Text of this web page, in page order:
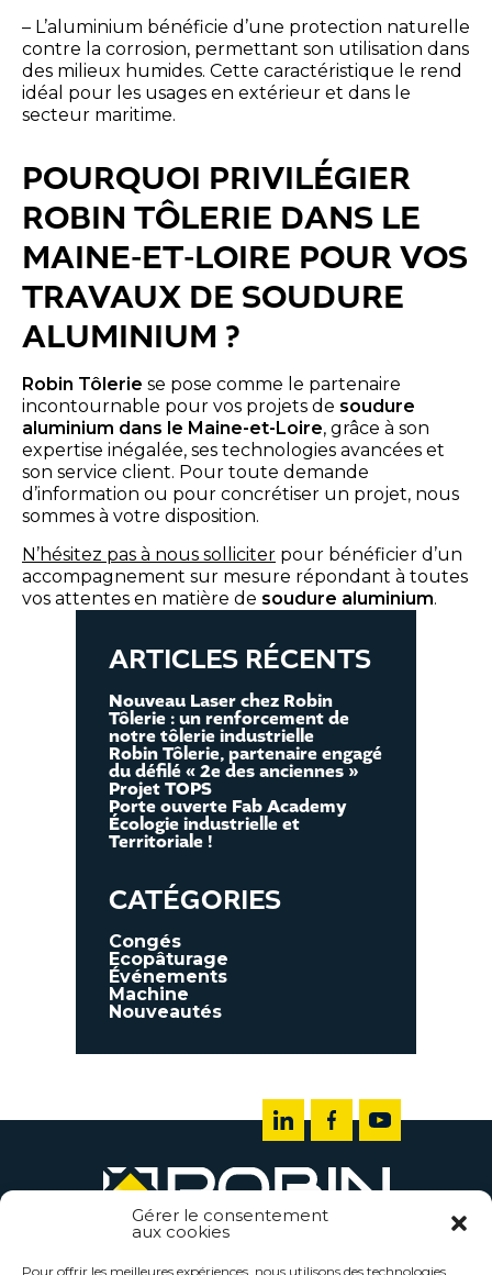
Gérer le consentement
aux cookies
Pour offrir les meilleures expériences, nous utilisons des technologies
– L’aluminium bénéficie d’une protection naturelle
contre la corrosion, permettant son utilisation dans
des milieux humides. Cette caractéristique le rend
idéal pour les usages en extérieur et dans le
secteur maritime.
POURQUOI PRIVILÉGIER
ROBIN TÔLERIE DANS LE
MAINE-ET-LOIRE POUR VOS
TRAVAUX DE SOUDURE
ALUMINIUM ?
Robin Tôlerie se pose comme le partenaire
incontournable pour vos projets de soudure
aluminium dans le Maine-et-Loire, grâce à son
expertise inégalée, ses technologies avancées et
son service client. Pour toute demande
d’information ou pour concrétiser un projet, nous
sommes à votre disposition.
N’hésitez pas à nous solliciter pour bénéficier d’un
accompagnement sur mesure répondant à toutes
vos attentes en matière de soudure aluminium.
ARTICLES RÉCENTS
Nouveau Laser chez Robin
Tôlerie : un renforcement de
notre tôlerie industrielle
Robin Tôlerie, partenaire engagé
du défilé « 2e des anciennes »
Projet TOPS
Porte ouverte Fab Academy
Écologie industrielle et
Territoriale !
CATÉGORIES
Congés
Ecopâturage
Événements
Machine
Nouveautés
TÔLERIE INDUSTRIELLE ROBIN LES
EPESSES